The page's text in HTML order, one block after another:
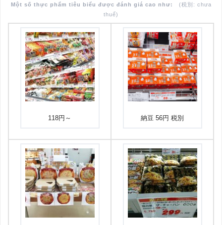
Một số thực phẩm tiêu biểu được đánh giá cao như:
(税別: chưa
thuế)
118円～ 納豆 56円 税別